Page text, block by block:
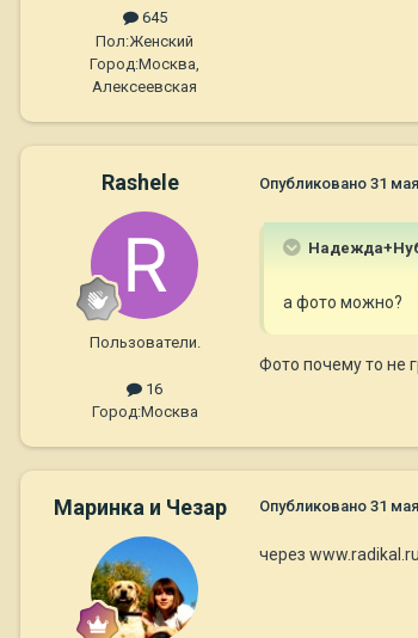
645
Пол:Женский
Город:Москва,
Алексеевская
Rashele
Пользователи.
16
Город:Москва
Опубликовано 31
а фото можно?
Фото почему то не
Маринка и Чезар Опубликовано 31
через